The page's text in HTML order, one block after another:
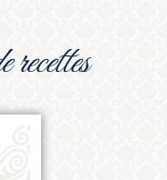
recettes